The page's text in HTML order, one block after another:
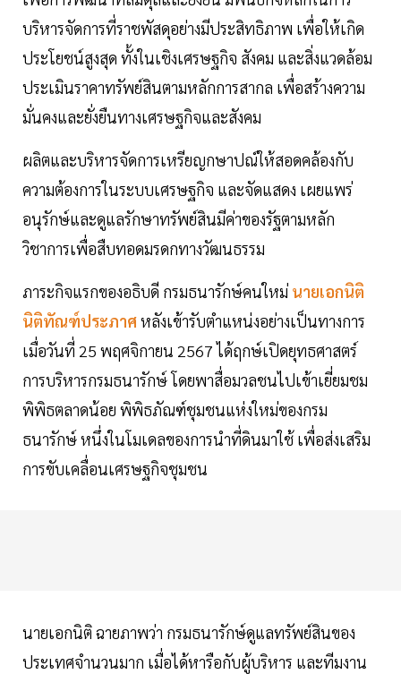
บริหารจัดการที่ราชพัสดุอย่างมีประสิทธิภาพ เพื่อให้เกิด
ประโยชน์สูงสุด ทั้งในเชิงเศรษฐกิจ สังคม และสิ่งแวดล้อม
ประเมินราคาทรัพย์สินตามหลักการสากล เพื่อสร้างความ
มั่นคงและยั่งยืนทางเศรษฐกิจและสังคม
ผลิตและบริหารจัดการเหรียญกษาปณ์ให้สอดคล้องกับ
ความต้องการในระบบเศรษฐกิจ และจัดแสดง เผยแพร่
อนุรักษ์และดูแลรักษาทรัพย์สินมีค่าของรัฐตามหลัก
วิชาการเพื่อสืบทอดมรดกทางวัฒนธรรม
ภาระกิจแรกของอธิบดี กรมธนารักษ์คนใหม่ นายเอกนิติ
นิติทัณฑ์ประภาศหลังเข้ารับตำแหน่งอย่างเป็นทางการ
เมื่อวันที่ 25 พฤศจิกายน 2567 ได้ฤกษ์เปิดยุทธศาสตร์
การบริหารกรมธนารักษ์ โดยพาสื่อมวลชนไปเข้าเยี่ยมชม
พิพิธตลาดน้อย พิพิธภัณฑ์ชุมชนแห่งใหม่ของกรม
ธนารักษ์ หนึ่งในโมเดลของการนำที่ดินมาใช้ เพื่อส่งเสริม
การขับเคลื่อนเศรษฐกิจชุมชน
นายเอกนิติ ฉายภาพว่า กรมธนารักษ์ดูแลทรัพย์สินของ
ประเทศจำนวนมาก เมื่อได้หารือกับผู้บริหาร และทีมงาน